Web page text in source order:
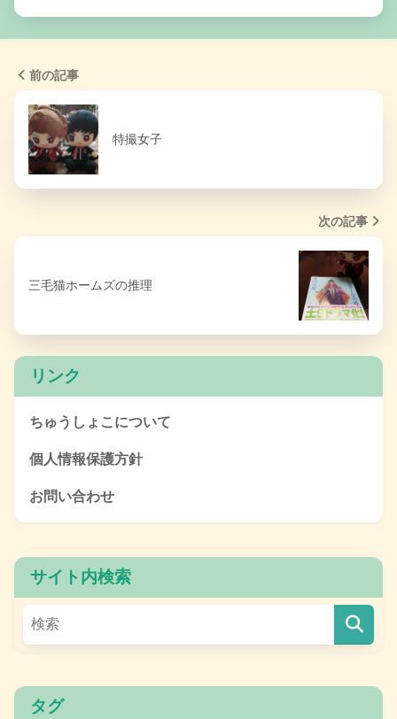
前の記事
特撮女子
次の記事
三毛猫ホームズの推理
リンク
ちゅうしょこについて
個人情報保護方針
お問い合わせ
サイト内検索
タグ